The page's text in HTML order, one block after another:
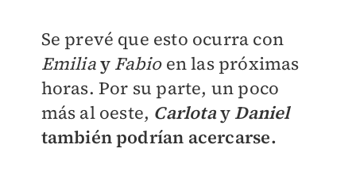
Se prevé que esto ocurra con
Emiliay Fabio en las próximas
horas. Por su parte, un poco
más al oeste, Carlotay Daniel
también podrían acercarse.